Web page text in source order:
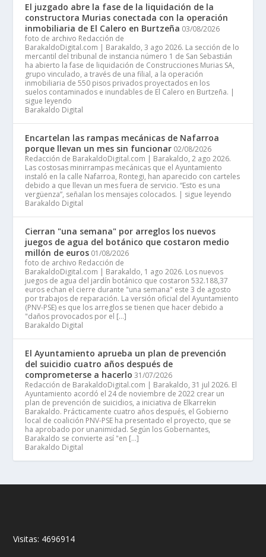
El juzgado abre la fase de la liquidación de la
constructora Murias conectada con la operación
inmobiliaria de El Calero en Burtzeña 03/08/2026
foto de archivo Redacción de
BarakaldoDigital.com | Barakaldo, 3 ago 2026. La sección de lo
mercantil del tribunal de instancia número 1 de San Sebastián
ha abierto la fase de liquidación de Construcciones Murias SA,
grupo vinculado, a través de una filial, a la operación
inmobiliaria de 550 pisos privados proyectados en los
suelos contaminados e inundables de El Calero en Burtzeña. |
sigue leyendo
Barakaldo Digital
Encartelan las rampas mecánicas de Nafarroa
porque llevan un mes sin funcionar 02/08/2026
Redacción de BarakaldoDigital.com | Barakaldo, 2 ago 2026.
Las costosas minirrampas mecánicas que el Ayuntamiento
instaló en la calle Nafarroa, Rontegi, han aparecido con carteles
debido a que llevan un mes fuera de servicio. “Esto es una
vergüenza”, señalan los mensajes colocados. | sigue leyendo
Barakaldo Digital
Cierran "una semana" por arreglos los nuevos
juegos de agua del botánico que costaron medio
millón de euros 01/08/2026
foto de archivo Redacción de
BarakaldoDigital.com | Barakaldo, 1 ago 2026. Los nuevos
juegos de agua del jardín botánico que costaron 532.188,37
euros echan el cierre durante "una semana" este 3 de agosto
por trabajos de reparación. La versión oficial del Ayuntamiento
(PNV-PSE) es que los arreglos se tienen que hacer debido a
"daños provocados por el […]
Barakaldo Digital
El Ayuntamiento aprueba un plan de prevención
del suicidio cuatro años después de
comprometerse a hacerlo 31/07/2026
Redacción de BarakaldoDigital.com | Barakaldo, 31 jul 2026. El
Ayuntamiento acordó el 24 de noviembre de 2022 crear un
plan de prevención de suicidios, a iniciativa de Elkarrekin
Barakaldo. Prácticamente cuatro años después, el Gobierno
local de coalición PNV-PSE ha presentado el proyecto, que se
ha aprobado por unanimidad. Según los Gobernantes,
Barakaldo se convierte así "en […]
Barakaldo Digital
Visitas: 4696914